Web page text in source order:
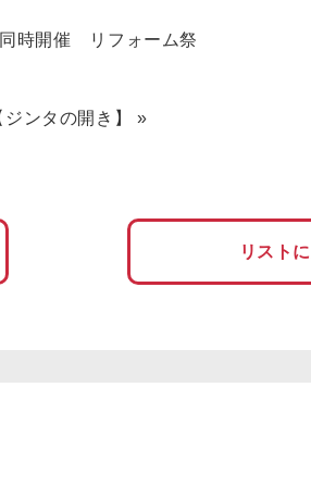
時開催 リフォーム祭
ジンタの開き】 »
リスト